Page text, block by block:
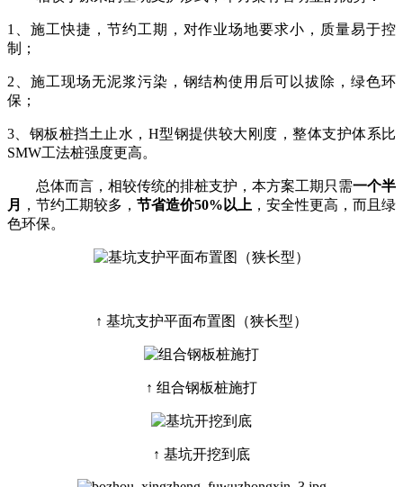
1、施工快捷，节约工期，对作业场地要求小，质量易于控
制；
2、施工现场无泥浆污染，钢结构使用后可以拔除，绿色环
保；
3、钢板桩挡土止水，H型钢提供较大刚度，整体支护体系比
SMW工法桩强度更高。
总体而言，相较传统的排桩支护，本方案工期只需一个半
月
，节约工期较多， 节省造价50%以上 ，安全性更高，而且绿
色环保。
↑ 基坑支护平面布置图（狭长型）
↑ 组合钢板桩施打
↑ 基坑开挖到底